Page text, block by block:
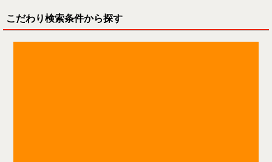
こだわり検索条件から探す